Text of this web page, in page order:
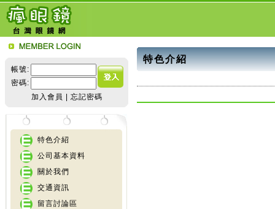
帳號:
密碼:
加入會員
忘記密碼
特色介紹
公司基本資料
關於我們
交通資訊
留言討論區
特色介紹